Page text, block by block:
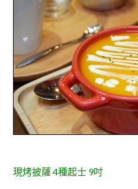
現烤披薩 4種起士 9吋